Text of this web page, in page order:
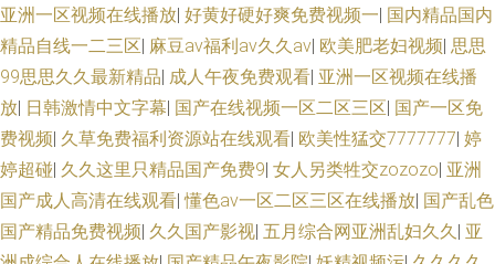
亚洲一区视频在线播放| 好黄好硬好爽免费视频一| 国内精品国内
精品自线一二三区| 麻豆av福利av久久av| 欧美肥老妇视频| 思思
99思思久久最新精品| 成人午夜免费观看| 亚洲一区视频在线播
放| 日韩激情中文字幕| 国产在线视频一区二区三区| 国产一区免
费视频| 久草免费福利资源站在线观看| 欧美性猛交7777777| 婷
婷超碰| 久久这里只精品国产免费9| 女人另类牲交zozozo| 亚洲
国产成人高清在线观看|懂色av一区二区三区在线播放| 国产乱色
国产精品免费视频| 久久国产影视| 五月综合网亚洲乱妇久久| 亚